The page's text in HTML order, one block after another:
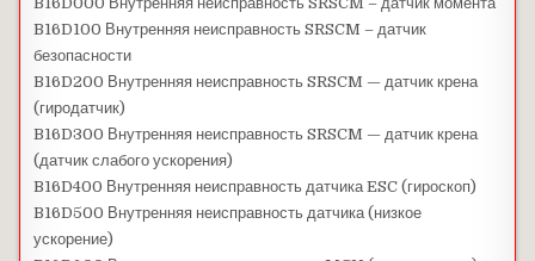
B16D100 Внутренняя неисправность SRSCM – датчик
безопасности
B16D200 Внутренняя неисправность SRSCM — датчик крена
(гиродатчик)
B16D300 Внутренняя неисправность SRSCM — датчик крена
(датчик слабого ускорения)
B16D400 Внутренняя неисправность датчика ESC (гироскоп)
B16D500 Внутренняя неисправность датчика (низкое
ускорение)